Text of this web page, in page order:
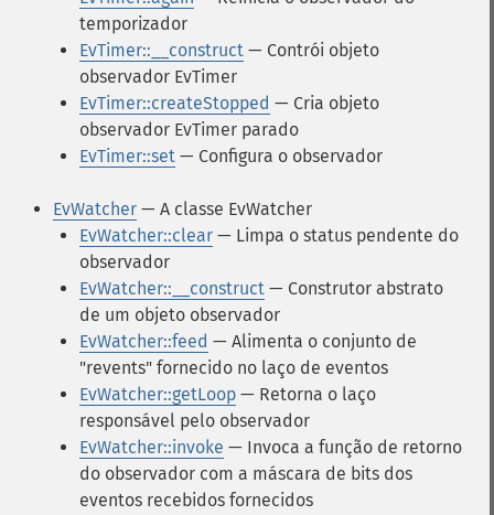
temporizador
EvTimer::__construct — Contrói objeto
observador EvTimer
EvTimer::createStopped — Cria objeto
observador EvTimer parado
EvTimer::set — Configura o observador
EvWatcher — A classe EvWatcher
EvWatcher::clear — Limpa o status pendente do
observador
EvWatcher::__construct — Construtor abstrato
de um objeto observador
EvWatcher::feed — Alimenta o conjunto de
"revents" fornecido no laço de eventos
EvWatcher::getLoop — Retorna o laço
responsável pelo observador
EvWatcher::invoke — Invoca a função de retorno
do observador com a máscara de bits dos
eventos recebidos fornecidos